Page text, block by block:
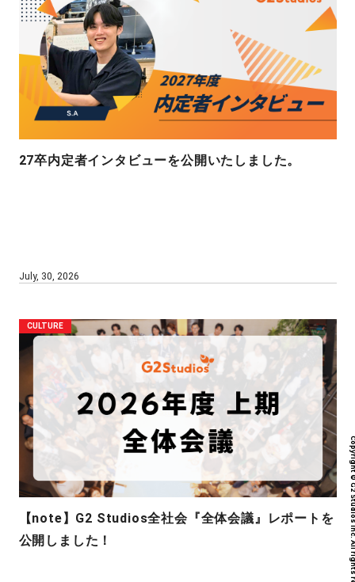
Copyright © G2
27卒内定者インタビューを公開いたしました。
July, 30, 2026
CULTURE
【note】G2 Studios全社会『全体会議』レポートを
公開しました！